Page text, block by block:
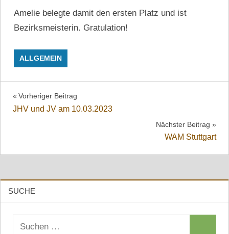
Amelie belegte damit den ersten Platz und ist
Bezirksmeisterin. Gratulation!
ALLGEMEIN
Beitragsnavigation
Vorheriger Beitrag
JHV und JV am 10.03.2023
Nächster Beitrag
WAM Stuttgart
SUCHE